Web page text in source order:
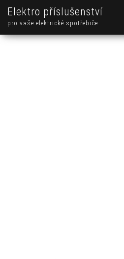
Elektro příslušenství
pro vaše elektrické spotřebiče